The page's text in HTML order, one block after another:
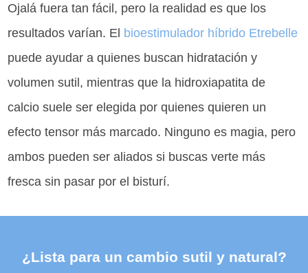
Ojalá fuera tan fácil, pero la realidad es que los
resultados varían. El bioestimulador híbrido Etrebelle
puede ayudar a quienes buscan hidratación y
volumen sutil, mientras que la hidroxiapatita de
calcio suele ser elegida por quienes quieren un
efecto tensor más marcado. Ninguno es magia, pero
ambos pueden ser aliados si buscas verte más
fresca sin pasar por el bisturí.
¿Lista para un cambio sutil y natural?